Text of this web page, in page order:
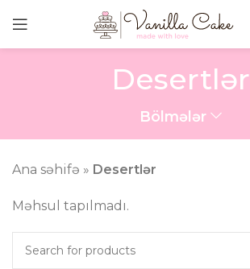
Desertlər
Bölmələr
Ana səhifə » Desertlər
Məhsul tapılmadı.